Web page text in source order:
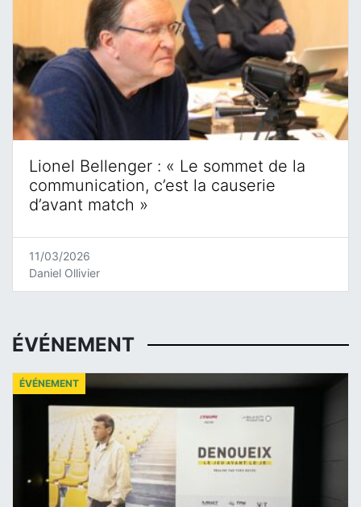
Lionel Bellenger : « Le sommet de la
communication, c’est la causerie
d’avant match »
11/03/2026
Daniel Ollivier
ÉVÉNEMENT
ÉVÉNEMENT